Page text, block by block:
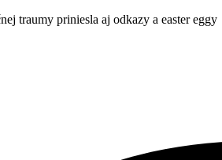
traumy priniesla aj odkazy a easter eggy